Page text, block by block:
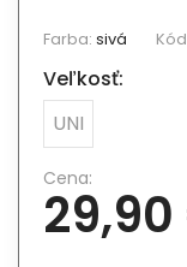
Farba: sivá
Veľkosť:
UNI
Cena: